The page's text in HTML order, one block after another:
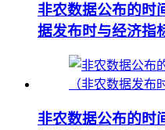
非农数据公布的时
据发布时与经济指
非农数据公布的时